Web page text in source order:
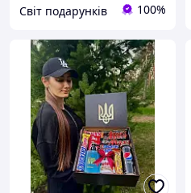
Світ подарунків 100%